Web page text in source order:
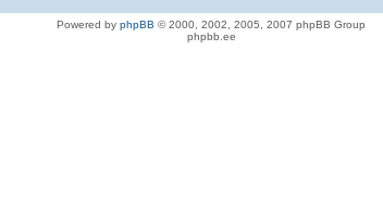
Powered by phpBB © 2000, 2002, 2005, 2007 phpBB Group
phpbb.ee